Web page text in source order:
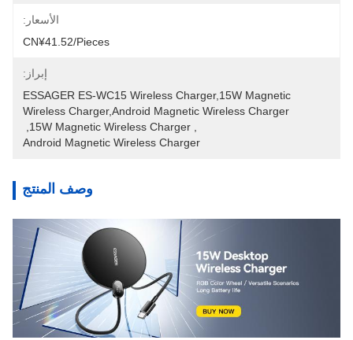
الأسعار:
CN¥41.52/pieces
إبراز:
ESSAGER ES-WC15 Wireless Charger,15W Magnetic
Wireless Charger,Android Magnetic Wireless Charger
15W Magnetic Wireless Charger
Android Magnetic Wireless Charger
وصف المنتج